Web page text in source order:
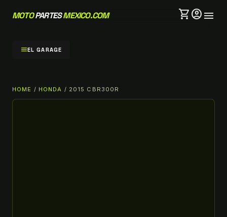
MOTOPARTESMEXICO.COM shopping_cartaccount_circlemenu
menuEL GARAGE
HOME / HONDA / 2015 CBR300R